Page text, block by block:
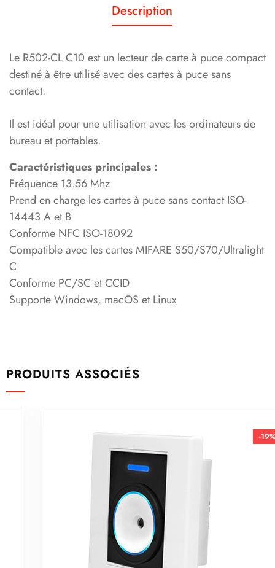
Description
Le R502-CL C10 est un lecteur de carte à puce compact
destiné à être utilisé avec des cartes à puce sans
contact.
Il est idéal pour une utilisation avec les ordinateurs de
bureau et portables.
Caractéristiques principales :
Fréquence 13.56 Mhz
Prend en charge les cartes à puce sans contact ISO-
14443 A et B
Conforme NFC ISO-18092
Compatible avec les cartes MIFARE S50/S70/Ultralight
C
Conforme PC/SC et CCID
Supporte Windows, macOS et Linux
PRODUITS ASSOCIÉS